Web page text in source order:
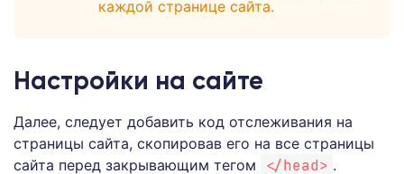
каждой странице сайта.
Настройки на сайте
Далее, следует добавить код отслеживания на
страницы сайта, скопировав его на все страницы
сайта перед закрывающим тегом
</head> .